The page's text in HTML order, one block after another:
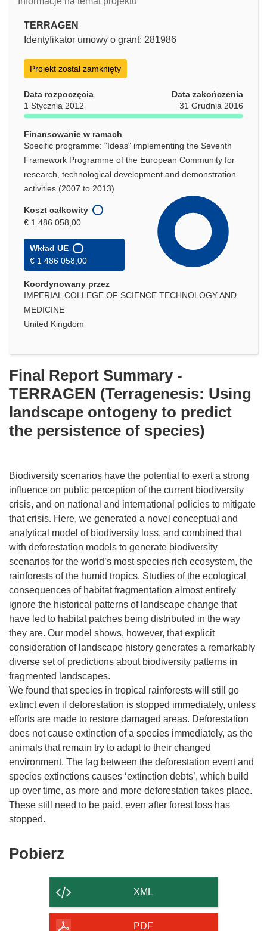
TERRAGEN
Identyfikator umowy o grant: 281986
Projekt został zamknięty
Data rozpoczęcia
1 Stycznia 2012
Data zakończenia
31 Grudnia 2016
Finansowanie w ramach
Specific programme: "Ideas" implementing the Seventh
Framework Programme of the European Community for
research, technological development and demonstration
activities (2007 to 2013)
Koszt całkowity
€ 1 486 058,00
Wkład UE
€ 1 486 058,00
Koordynowany przez
IMPERIAL COLLEGE OF SCIENCE TECHNOLOGY AND
MEDICINE
United Kingdom
Final Report Summary -
TERRAGEN (Terragenesis: Using
landscape ontogeny to predict
the persistence of species)
Biodiversity scenarios have the potential to exert a strong
influence on public perception of the current biodiversity
crisis, and on national and international policies to mitigate
that crisis. Here, we generated a novel conceptual and
analytical model of biodiversity loss, and combined that
with deforestation models to generate biodiversity
scenarios for the world’s most species rich ecosystem, the
rainforests of the humid tropics. Studies of the ecological
consequences of habitat fragmentation almost entirely
ignore the historical patterns of landscape change that
have led to habitat patches being distributed in the way
they are. Our model shows, however, that explicit
consideration of landscape history generates a remarkably
diverse set of predictions about biodiversity patterns in
fragmented landscapes.
We found that species in tropical rainforests will still go
extinct even if deforestation is stopped immediately, unless
efforts are made to restore damaged areas. Deforestation
does not cause extinction of a species immediately, as the
animals that remain try to adapt to their changed
environment. The lag between the deforestation event and
species extinctions causes ‘extinction debts’, which build
up over time, as more and more deforestation takes place.
These still need to be paid, even after forest loss has
Pobierz
strony
XML
PDF